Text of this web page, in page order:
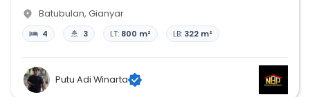
Batubulan, Gianyar
4 3 LT: 800 m² LB: 322 m²
Putu Adi Winarta